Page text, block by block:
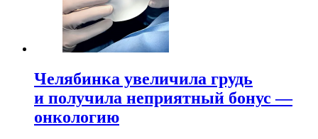
Челябинка увеличила грудь
и получила неприятный бонус —
онкологию